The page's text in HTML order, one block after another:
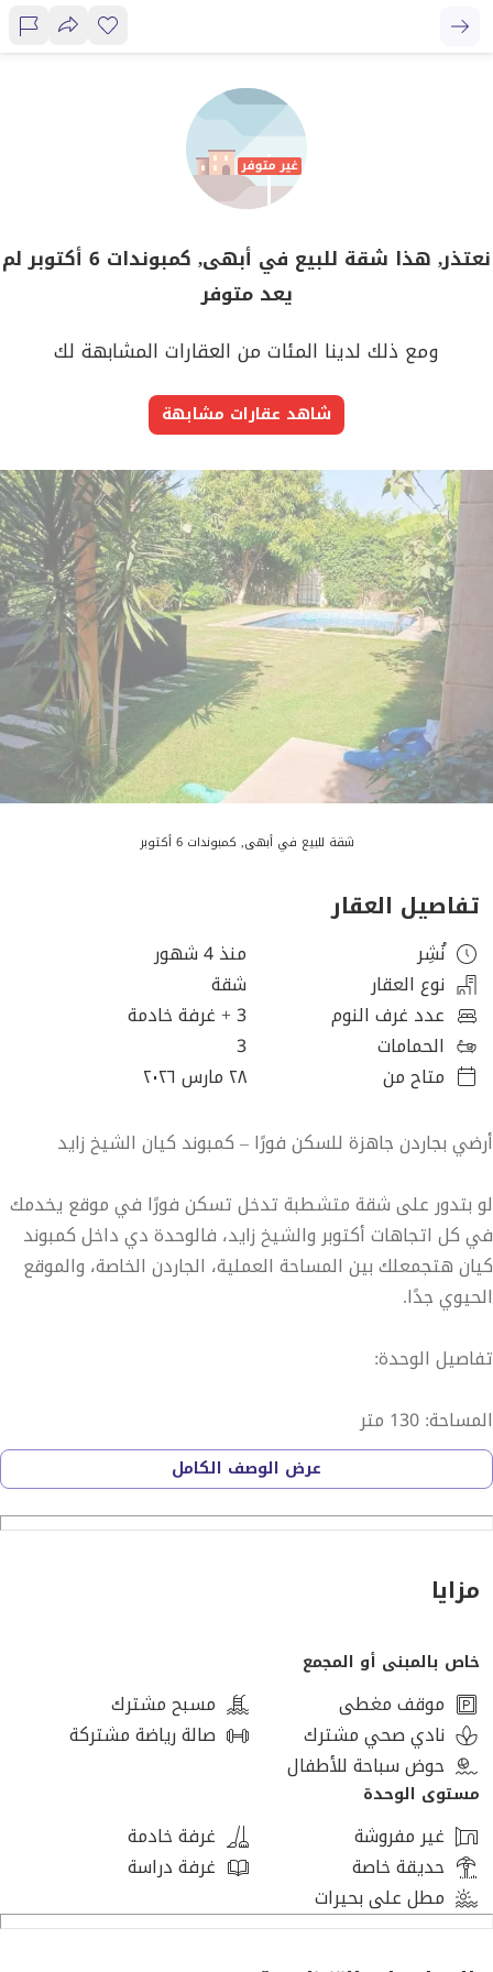
نعتذر, هذا شقة للبيع في أبهى, كمبوندات 6 أكتوبر لم
يعد متوفر
ومع ذلك لدينا المئات من العقارات المشابهة لك
شاهد عقارات مشابهة
شقة للبيع في أبهى, كمبوندات 6 أكتوبر
تفاصيل العقار
نُشِر
منذ 4 شهور
نوع العقار
شقة
عدد غرف النوم
3+ غرفة خادمة
الحمامات
3
متاح من
٢٨ مارس ٢٠٢٦
أرضي بجاردن جاهزة للسكن فورًا – كمبوند كيان الشيخ زايد
لو بتدور على شقة متشطبة تدخل تسكن فورًا في موقع يخدمك
في كل اتجاهات أكتوبر والشيخ زايد، فالوحدة دي داخل كمبوند
كيان هتجمعلك بين المساحة العملية، الجاردن الخاصة، والموقع
الحيوي جدًا.
تفاصيل الوحدة:
المساحة: 130 متر
حديقة خاصة: 65 متر
تشطيب كامل
استلام فوري
الموقع:
بجوار مول العرب مباشرة
قريب من محور 26 يوليو
عرض الوصف الكامل
مزايا
خاص بالمبنى أو المجمع
موقف مغطى
مسبح مشترك
نادي صحي مشترك
صالة رياضة مشتركة
حوض سباحة للأطفال
مستوى الوحدة
غير مفروشة
غرفة خادمة
حديقة خاصة
غرفة دراسة
مطل على بحيرات